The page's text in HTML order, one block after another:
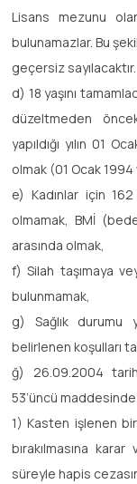
Lisans mezunu
bulunamazlar. Bu
geçersiz sayılacaktır.
d) 18 yaşını
düzeltmeden
yapıldığı yılın 01
olmak (01 Ocak
e) Kadınlar için
olmamak, BMİ
arasında olmak,
f) Silah taşımaya
bulunmamak,
g) Sağlık durumu
belirlenen koşulları
ğ) 26.09.2004
53’üncü
1) Kasten işlenen bir
bırakılmasına
süreyle hapis